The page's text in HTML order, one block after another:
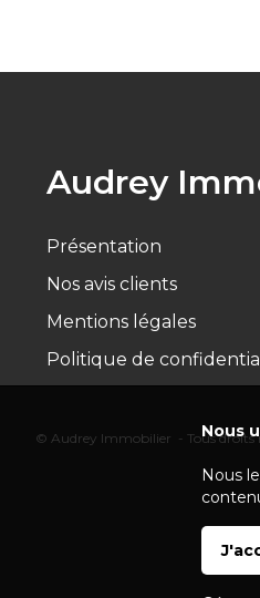
Audrey
Présentation
Nos avis clients
Mentions légales
Politique de
© Audrey Immobilier - Tous droits
Nous
Nous